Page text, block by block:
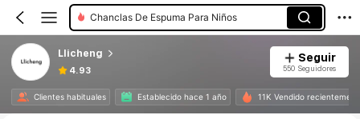
Chanclas De Espuma Para Niños
Llicheng
4.93
Seguir
550 Seguidores
Clientes habituales Establecido hace 1 año 11K Vendido